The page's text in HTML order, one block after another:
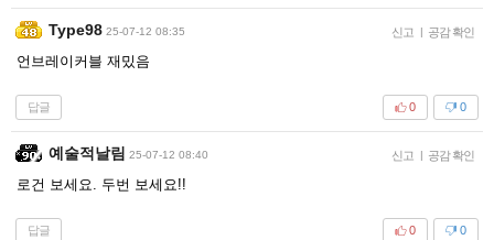
Type98 25-07-12 08:35 신고 | 공감 확인
언브레이커블 재밌음
답글 0
0
예술적날림 25-07-12 08:40 신고 | 공감 확인
로건 보세요. 두번 보세요!!
답글 0
0